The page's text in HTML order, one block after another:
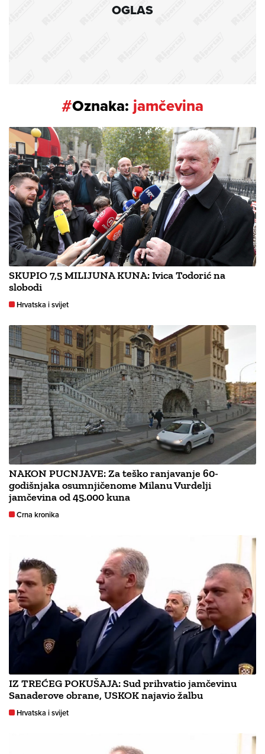
OGLAS
#Oznaka:jamčevina
SKUPIO 7,5 MILIJUNA KUNA: Ivica Todorić na
slobodi
Hrvatska i svijet
NAKON PUCNJAVE: Za teško ranjavanje 60-
godišnjaka osumnjičenome Milanu Vurdelji
jamčevina od 45.000 kuna
Crna kronika
IZ TREĆEG POKUŠAJA: Sud prihvatio jamčevinu
Sanaderove obrane, USKOK najavio žalbu
Hrvatska i svijet